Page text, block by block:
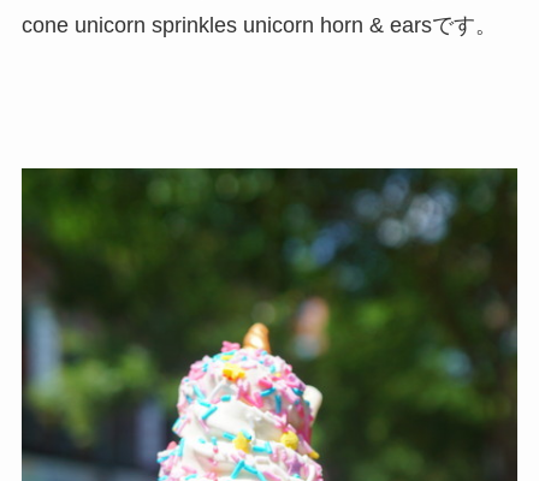
cone unicorn sprinkles unicorn horn & earsです。